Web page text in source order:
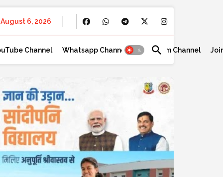
August 6, 2026
Channel Whatsapp Channel Telegram Channel